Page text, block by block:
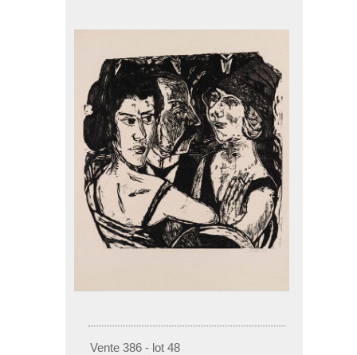
Vente 386 - lot 48